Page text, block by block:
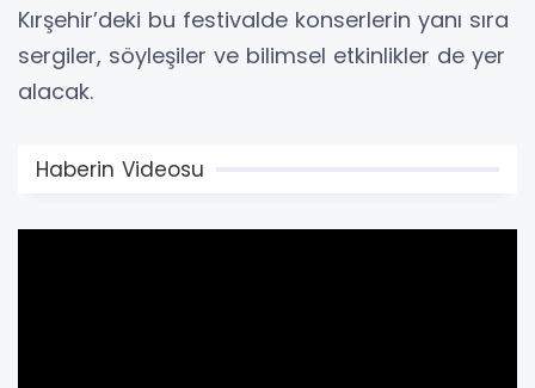
Kırşehir’deki bu festivalde konserlerin yanı sıra
sergiler, söyleşiler ve bilimsel etkinlikler de yer
alacak.
Haberin Videosu